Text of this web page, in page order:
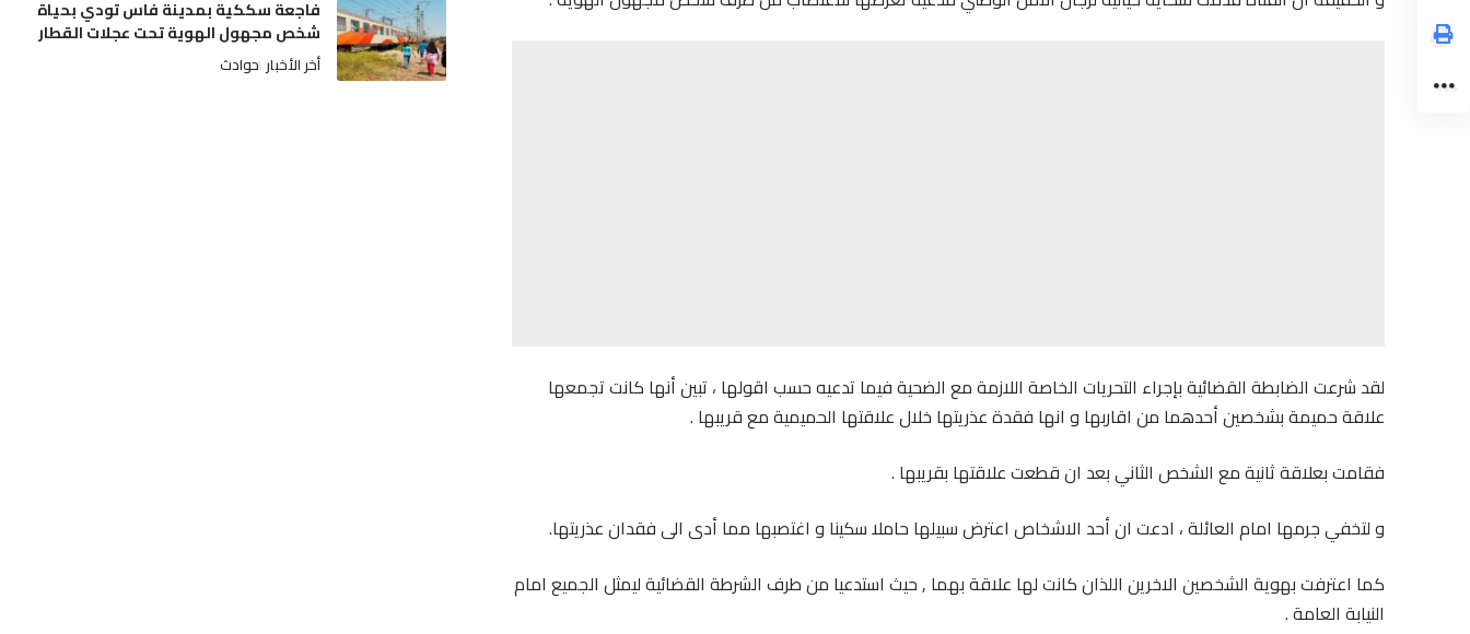
لقد شرعت الضابطة القضائية بإجراء التحريات الخاصة اللازمة مع الضحية فيما تدعيه حسب اقولها ، تبين أنها كانت تجمعها
علاقة حميمة بشخصين أحدهما من اقاربها و انها فقدة عذريتها خلال علاقتها الحميمية مع قريبها .
فقامت بعلاقة ثانية مع الشخص الثاني بعد ان قطعت علاقتها بقريبها .
و لتخفي جرمها امام العائلة ، ادعت ان أحد الاشخاص اعترض سبيلها حاملا سكينا و اغتصبها مما أدى الى فقدان عذريتها.
كما اعترفت بهوية الشخصين الاخرين اللذان كانت لها علاقة بهما , حيث استدعيا من طرف الشرطة القضائية ليمثل الجميع امام
النيابة العامة .
فاجعة سككية بمدينة فاس تودي بحياة
شخص مجهول الهوية تحت عجلات القطار
أخر الأخبار حوادث